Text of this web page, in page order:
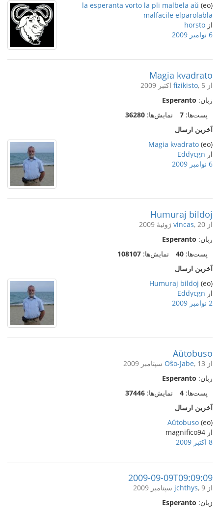
(eo)
la esperanta vorto la pli malbela aŭ
malfacile elparolabla
از horsto
6 نوامبر 2009
Magia kvadrato
از fizikisto, 5 اکتبر 2009
زبان: Esperanto
پست‌ها: 7 نمایش‌ها: 36280
آخرین ارسال
(eo)
Magia kvadrato
از Eddycgn
6 نوامبر 2009
Humuraj bildoj
از vincas, 20 ژوئیهٔ 2009
زبان: Esperanto
پست‌ها: 40 نمایش‌ها: 108107
آخرین ارسال
(eo)
Humuraj bildoj
از Eddycgn
2 نوامبر 2009
Aŭtobuso
از Oŝo-Jabe, 13 سپتامبر 2009
زبان: Esperanto
پست‌ها: 4 نمایش‌ها: 37446
آخرین ارسال
(eo)
Aŭtobuso
از magnifico94
8 اکتبر 2009
2009-09-09T09:09:09
از jchthys, 9 سپتامبر 2009
زبان: Esperanto